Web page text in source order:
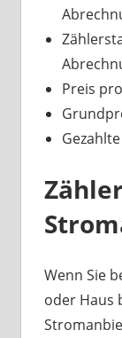
Preis
Wenn Sie
oder Haus